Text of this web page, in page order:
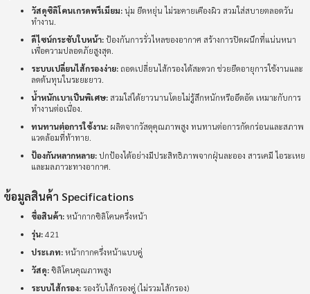
วัสดุซิลิโคนเกรดพรีเมียม:นุ่ม ยืดหยุ่น ไม่ระคายเคืองผิว สวมใส่สบายตลอดวัน
ทำงาน.
ดีไซน์กระชับใบหน้า:ป้องกันการรั่วไหลของอากาศ สร้างการปิดผนึกที่แน่นหนา
เพื่อความปลอดภัยสูงสุด.
ระบบเปลี่ยนไส้กรองง่าย:ถอดเปลี่ยนไส้กรองได้สะดวก ช่วยยืดอายุการใช้งานและ
ลดต้นทุนในระยะยาว.
น้ำหนักเบาเป็นพิเศษ:สวมใส่ได้ยาวนานโดยไม่รู้สึกหนักหรืออึดอัด เหมาะกับการ
ทำงานต่อเนื่อง.
ทนทานต่อการใช้งาน: ผลิตจากวัสดุคุณภาพสูง ทนทานต่อการกัดกร่อนและสภาพ
แวดล้อมที่ท้าทาย.
ป้องกันหลากหลาย:ปกป้องได้อย่างมีประสิทธิภาพจากฝุ่นละออง สารเคมี ไอระเหย
และมลภาวะทางอากาศ.
ข้อมูลสินค้า Specifications
ชื่อสินค้า:หน้ากากซิลิโคนครึ่งหน้า
รุ่น:421
ประเภท:หน้ากากครึ่งหน้าแบบคู่
วัสดุ:ซิลิโคนคุณภาพสูง
ระบบไส้กรอง:รองรับไส้กรองคู่ (ไม่รวมไส้กรอง)